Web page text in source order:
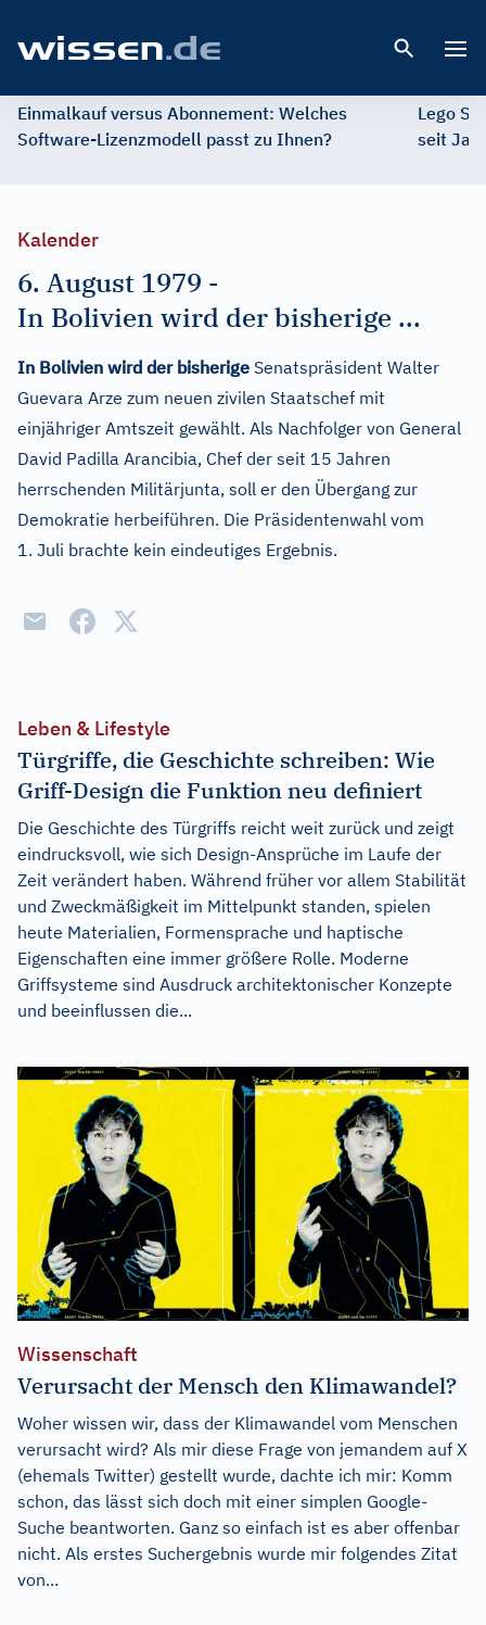
Einmalkauf versus Abonnement: Welches
Software-Lizenzmodell passt zu Ihnen?
Lego
seit
Kalender
6. August 1979 -
In Bolivien wird der bisherige ...
In Bolivien wird der bisherige Senatspräsident Walter
Guevara Arze zum neuen zivilen Staatschef mit
einjähriger Amtszeit gewählt. Als Nachfolger von General
David Padilla Arancibia, Chef der seit 15 Jahren
herrschenden Militärjunta, soll er den Übergang zur
Demokratie herbeiführen. Die Präsidentenwahl vom
1. Juli brachte kein eindeutiges Ergebnis.
Leben & Lifestyle
Türgriffe, die Geschichte schreiben: Wie
Griff-Design die Funktion neu definiert
Die Geschichte des Türgriffs reicht weit zurück und zeigt
eindrucksvoll, wie sich Design-Ansprüche im Laufe der
Zeit verändert haben. Während früher vor allem Stabilität
und Zweckmäßigkeit im Mittelpunkt standen, spielen
heute Materialien, Formensprache und haptische
Eigenschaften eine immer größere Rolle. Moderne
Griffsysteme sind Ausdruck architektonischer Konzepte
und beeinflussen die...
Wissenschaft
Verursacht der Mensch den Klimawandel?
Woher wissen wir, dass der Klimawandel vom Menschen
verursacht wird? Als mir diese Frage von jemandem auf X
(ehemals Twitter) gestellt wurde, dachte ich mir: Komm
schon, das lässt sich doch mit einer simplen Google-
Suche beantworten. Ganz so einfach ist es aber offenbar
nicht. Als erstes Suchergebnis wurde mir folgendes Zitat
von...